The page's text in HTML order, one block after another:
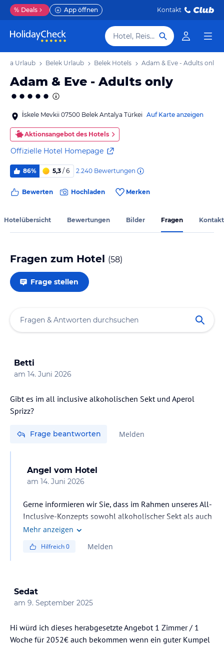
% Deals App öffnen Kontakt
Hotel, Reiseziel
Urlaub Belek Urlaub Belek Hotels Adam & Eve - Adults only
Adam & Eve - Adults only
İskele Mevkii 07500 Belek Antalya Türkei Auf Karte anzeigen
Aktionsangebot des Hotels
Offizielle Hotel Homepage
86% 5,3 / 6 2.240 Bewertungen
Bewerten Hochladen Merken
Hotelübersicht Bewertungen Bilder Fragen Kontakt
Fragen zum Hotel (58)
Frage stellen
Betti
am 14. Juni 2026
Gibt es im all inclusive alkoholischen Sekt und Aperol
Sprizz?
Frage beantworten Melden
Angel vom Hotel
am 14. Juni 2026
Gerne informieren wir Sie, dass im Rahmen unseres All-
Inclusive-Konzepts sowohl alkoholischer Sekt als auch
Aperol Spritz in unseren Bars serviert werden. Unsere
gerne zur Verfügung und bereiten die Getränke frisch
Wir freuen uns darauf, Sie bei uns begrüßen zu dürfen
und wünschen Ihnen bereits jetzt einen angenehmen
Mehr anzeigen
Hilfreich0 Melden
Sedat
am 9. September 2025
Hi würd ich dieses herabgesetzte Angebot 1 Zimmer / 1
Woche für 2052€ auch bekommen wenn ein guter Kumpel